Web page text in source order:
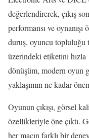
değerlendirerek, çıkış
performansı ve
duruş, oyuncu topluluğu
üzerindeki etiketini hızla
dönüşüm, modern oyun
yaklaşımın ne kadar
Oyunun çıkışı, görsel
özellikleriyle öne çıktı.
her maçın farklı bir